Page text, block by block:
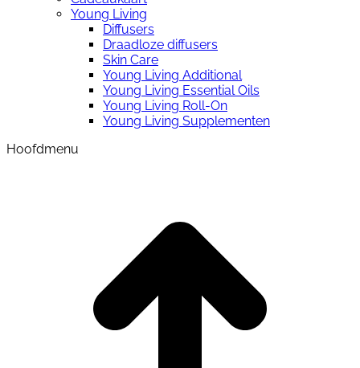
Young Living
Diffusers
Draadloze diffusers
Skin Care
Young Living Additional
Young Living Essential Oils
Young Living Roll-On
Young Living Supplementen
Hoofdmenu